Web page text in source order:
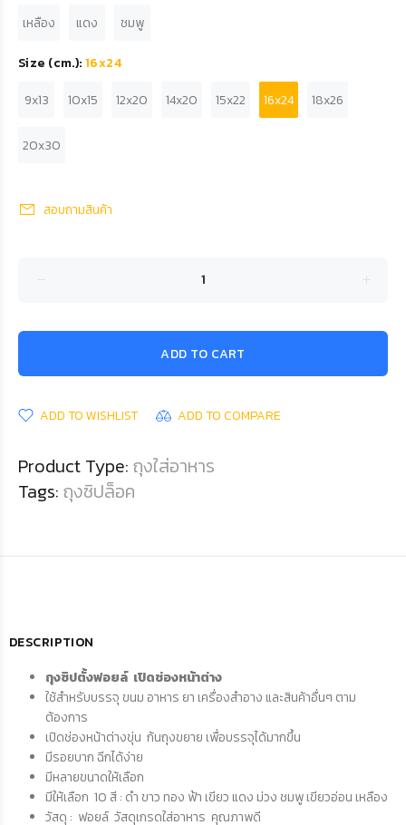
เหลือง แดง ชมพู
Size (cm.):16x24
9x13
10x15 12x20 14x20 15x22 16x24 18x26
20x30
สอบถามสินค้า
ADD TO CART
ADD TO WISHLIST ADD TO COMPARE
Product Type: ถุงใส่อาหาร
Tags: ถุงซิปล็อค
DESCRIPTION
ถุงซิปตั้งฟอยล์ เปิดช่องหน้าต่าง
ใช้สำหรับบรรจุ ขนม อาหาร ยา เครื่องสำอาง และสินค้าอื่นๆ ตาม
ต้องการ
เปิดช่องหน้าต่างขุ่น ก้นถุงขยาย เพื่อบรรจุได้มากขึ้น
มีรอยบาก ฉีกได้ง่าย
มีหลายขนาดให้เลือก
มีให้เลือก 10 สี : ดำ ขาว ทอง ฟ้า เขียว แดง ม่วง ชมพู เขียวอ่อน เหลือง
วัสดุ : ฟอยล์ วัสดุเกรดใส่อาหาร คุณภาพดี